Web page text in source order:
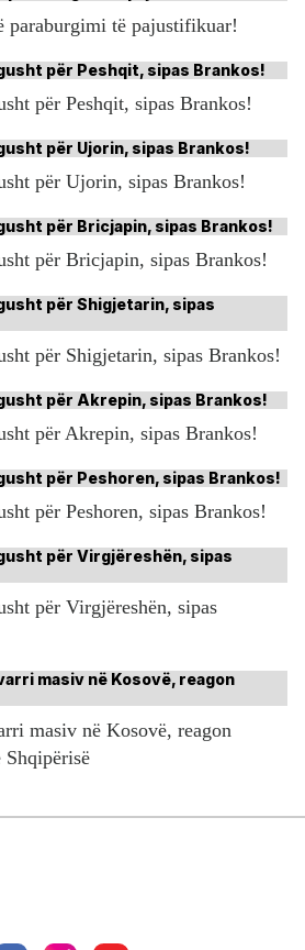
të pajustifikuar!
për Peshqit, sipas Brankos!
për Ujorin, sipas Brankos!
për Bricjapin, sipas Brankos!
për Shigjetarin, sipas Brankos!
për Akrepin, sipas Brankos!
për Peshoren, sipas Brankos!
për Virgjëreshën, sipas
masiv në Kosovë, reagon